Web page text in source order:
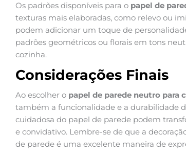
Os padrões disponíveis para o papel de
texturas mais elaboradas, como relevo ou
podem adicionar um toque de
padrões geométricos ou florais em tons
cozinha.
Considerações Finais
Ao escolher o papel de parede neutro para
também a funcionalidade e a durabilidade
cuidadosa do papel de parede podem
e convidativo. Lembre-se de que a
de parede é uma excelente maneira de